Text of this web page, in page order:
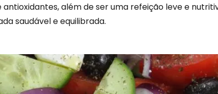
além de ser uma refeição leve e
saudável e equilibrada.